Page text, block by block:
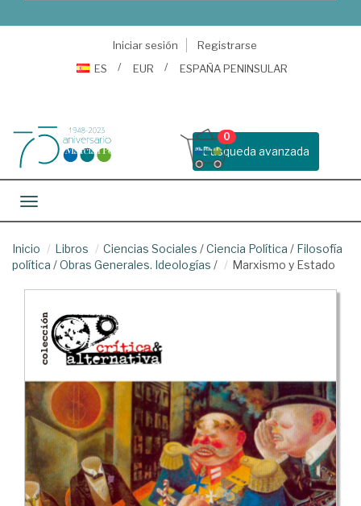
Iniciar sesión
Registrarse
ES
EUR ESPAÑA PENINSULAR
Busqueda avanzada
0
Toggle navigation
Inicio Libros Ciencias Sociales /Ciencia Política / Filosofía
política /Obras Generales. Ideologías / Marxismo y Estado